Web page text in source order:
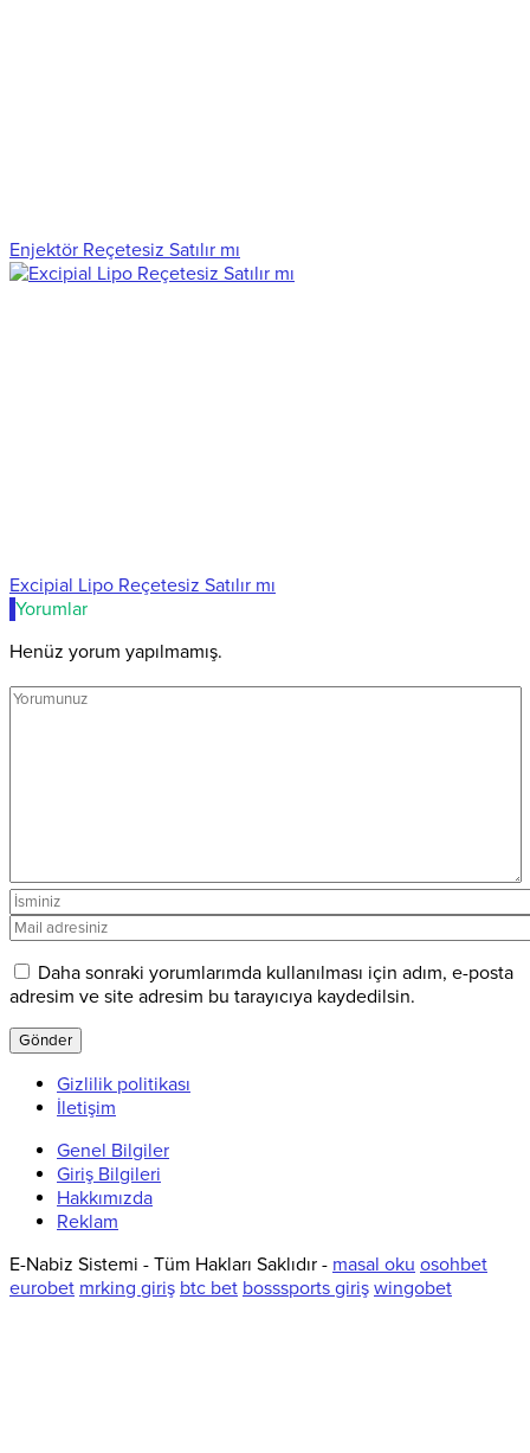
Enjektör Reçetesiz Satılır mı
Excipial Lipo Reçetesiz Satılır mı
Yorumlar
Henüz yorum yapılmamış.
Daha sonraki yorumlarımda kullanılması için adım, e-posta
adresim ve site adresim bu tarayıcıya kaydedilsin.
Gizlilik politikası
İletişim
Genel Bilgiler
Giriş Bilgileri
Hakkımızda
Reklam
E-Nabiz Sistemi - Tüm Hakları Saklıdır - masal oku osohbet
eurobet mrking giriş btc bet bosssports giriş wingobet